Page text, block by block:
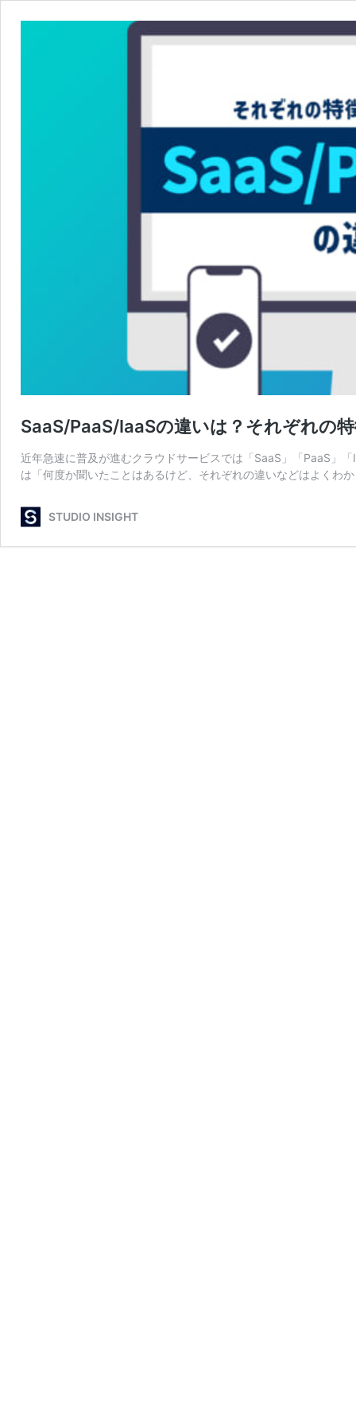
SaaS/PaaS/IaaSの違いは？それぞれの
近年急速に普及が進むクラウドサービスでは「SaaS」「PaaS」
は「何度か聞いたことはあるけど、それぞれの違いなどはよくわ
STUDIO INSIGHT